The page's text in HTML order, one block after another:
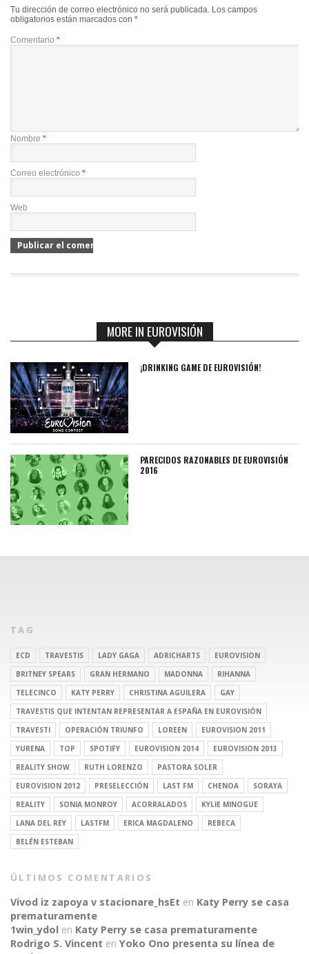
Tu dirección de correo electrónico no será publicada. Los campos
obligatorios están marcados con *
Comentario *
Nombre *
Correo electrónico *
Web
MORE IN EUROVISIÓN
¡DRINKING GAME DE EUROVISIÓN!
PARECIDOS RAZONABLES DE EUROVISIÓN
2016
TAG
ECD TRAVESTIS LADY GAGA ADRICHARTS
EUROVISION
BRITNEY SPEARS
GRAN HERMANO MADONNA
RIHANNA
TELECINCO
KATY PERRY CHRISTINA AGUILERA
GAY
TRAVESTIS QUE INTENTAN REPRESENTAR A ESPAÑA EN EUROVISIÓN
TRAVESTI
OPERACIÓN TRIUNFO LOREEN
EUROVISION 2011
YURENA
TOP SPOTIFY EUROVISION 2014
EUROVISION 2013
REALITY SHOW
RUTH LORENZO
PASTORA SOLER
EUROVISION 2012
PRESELECCIÓN LAST FM CHENOA
SORAYA
REALITY
SONIA MONROY ACORRALADOS
KYLIE MINOGUE
LANA DEL REY
LASTFM ERICA MAGDALENO
REBECA
BELÉN ESTEBAN
ÚLTIMOS COMENTARIOS
Vivod iz zapoya v stacionare_hsEt en Katy Perry se casa
prematuramente
1win_ydol en Katy Perry se casa prematuramente
Rodrigo S. Vincent en Yoko Ono presenta su línea de